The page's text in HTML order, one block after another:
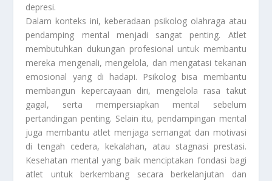
depresi.
Dalam konteks ini, keberadaan psikolog olahraga atau
pendamping mental menjadi sangat penting. Atlet
membutuhkan dukungan profesional untuk membantu
mereka mengenali, mengelola, dan mengatasi tekanan
emosional yang di hadapi. Psikolog bisa membantu
membangun kepercayaan diri, mengelola rasa takut
gagal, serta mempersiapkan mental sebelum
pertandingan penting. Selain itu, pendampingan mental
juga membantu atlet menjaga semangat dan motivasi
di tengah cedera, kekalahan, atau stagnasi prestasi.
Kesehatan mental yang baik menciptakan fondasi bagi
atlet untuk berkembang secara berkelanjutan dan